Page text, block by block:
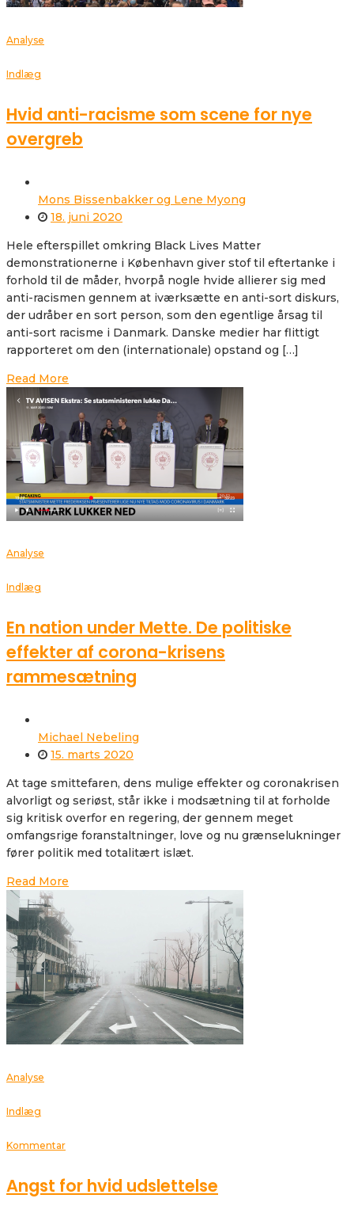
Analyse
Indlæg
Hvid anti-racisme som scene for nye
overgreb
Mons Bissenbakker og Lene Myong
18. juni 2020
Hele efterspillet omkring Black Lives Matter
demonstrationerne i København giver stof til eftertanke i
forhold til de måder, hvorpå nogle hvide allierer sig med
anti-racismen gennem at iværksætte en anti-sort diskurs,
der udråber en sort person, som den egentlige årsag til
anti-sort racisme i Danmark. Danske medier har flittigt
rapporteret om den (internationale) opstand og […]
Read More
Analyse
Indlæg
En nation under Mette. De politiske
effekter af corona-krisens
rammesætning
Michael Nebeling
15. marts 2020
At tage smittefaren, dens mulige effekter og coronakrisen
alvorligt og seriøst, står ikke i modsætning til at forholde
sig kritisk overfor en regering, der gennem meget
omfangsrige foranstaltninger, love og nu grænselukninger
fører politik med totalitært islæt.
Read More
Analyse
Indlæg
Kommentar
Angst for hvid udslettelse